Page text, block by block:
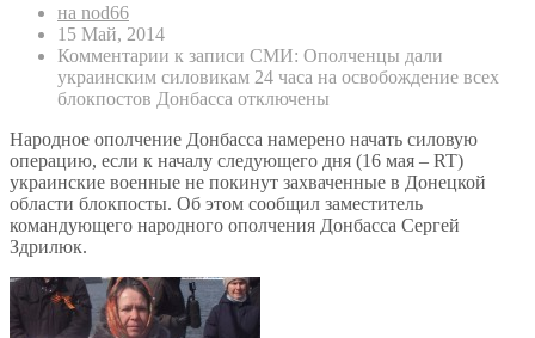
на nod66
15 Май, 2014
Комментарии к записи СМИ: Ополченцы дали
украинским силовикам 24 часа на освобождение всех
блокпостов Донбасса отключены
Народное ополчение Донбасса намерено начать силовую
операцию, если к началу следующего дня (16 мая – RT)
украинские военные не покинут захваченные в Донецкой
области блокпосты. Об этом сообщил заместитель
командующего народного ополчения Донбасса Сергей
Здрилюк.